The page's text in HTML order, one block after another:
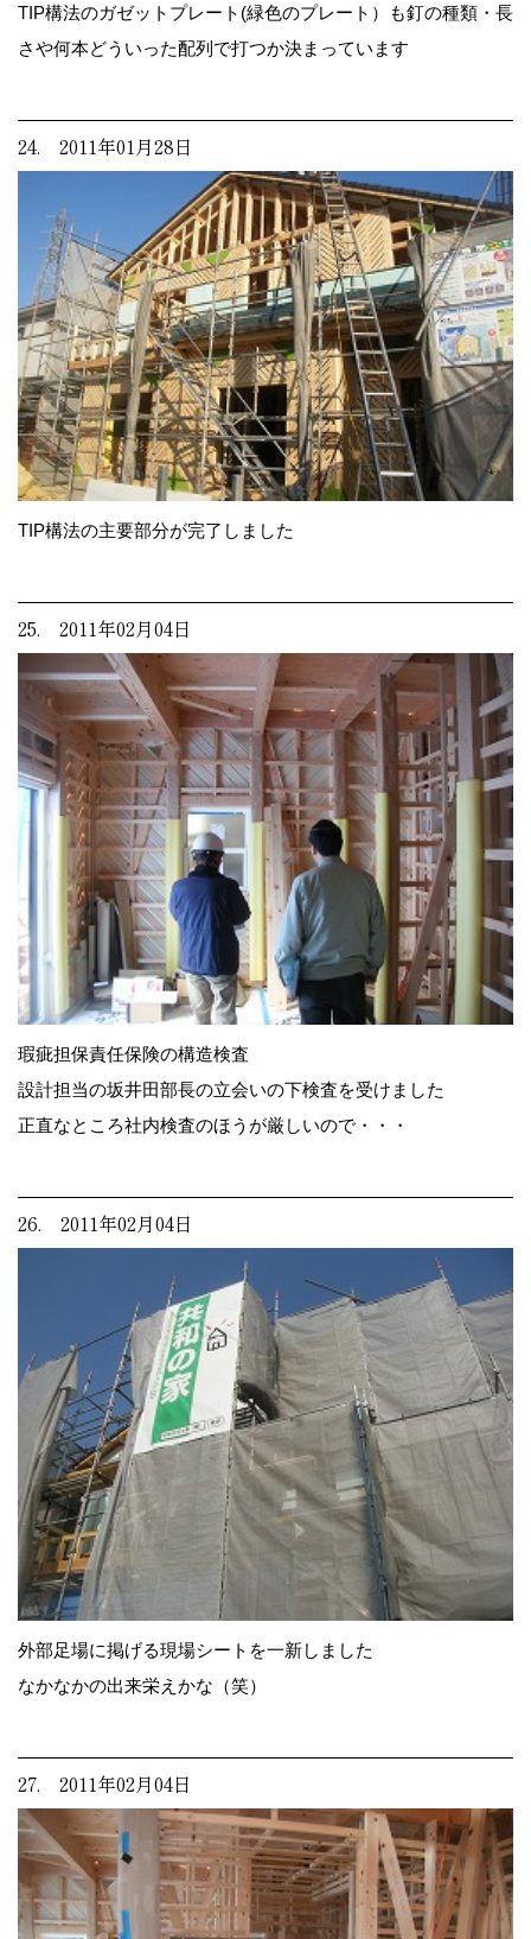
TIP構法のガゼットプレート(緑色のプレート）も釘の種類・長
さや何本どういった配列で打つか決まっています
24. 2011年01月28日
TIP構法の主要部分が完了しました
25. 2011年02月04日
瑕疵担保責任保険の構造検査
設計担当の坂井田部長の立会いの下検査を受けました
正直なところ社内検査のほうが厳しいので・・・
26. 2011年02月04日
外部足場に掲げる現場シートを一新しました
なかなかの出来栄えかな（笑）
27. 2011年02月04日